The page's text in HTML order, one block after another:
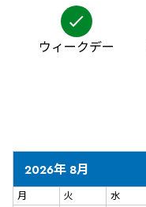
ウィークデー
2026年 8月
月 火 水